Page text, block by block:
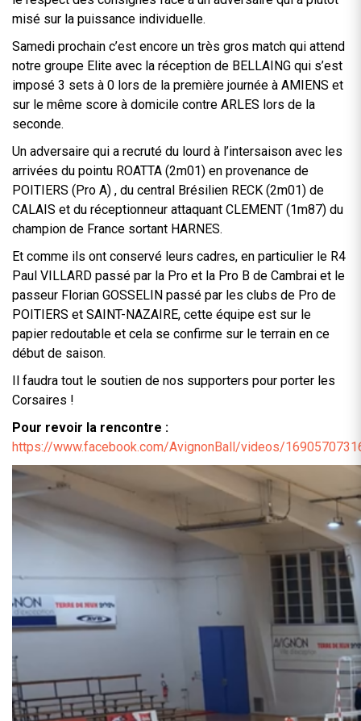
misé sur la puissance individuelle.
Samedi prochain c’est encore un très gros match qui attend
notre groupe Elite avec la réception de BELLAING qui s’est
imposé 3 sets à 0 lors de la première journée à AMIENS et
sur le même score à domicile contre ARLES lors de la
seconde.
Un adversaire qui a recruté du lourd à l’intersaison avec les
arrivées du pointu ROATTA (2m01) en provenance de
POITIERS (Pro A) , du central Brésilien RECK (2m01) de
CALAIS et du réceptionneur attaquant CLEMENT (1m87) du
champion de France sortant HARNES.
Et comme ils ont conservé leurs cadres, en particulier le R4
Paul VILLARD passé par la Pro et la Pro B de Cambrai et le
passeur Florian GOSSELIN passé par les clubs de Pro de
POITIERS et SAINT-NAZAIRE, cette équipe est sur le
papier redoutable et cela se confirme sur le terrain en ce
début de saison.
Il faudra tout le soutien de nos supporters pour porter les
Corsaires !
Pour revoir la rencontre :
https://www.facebook.com/AvignonBall/videos/